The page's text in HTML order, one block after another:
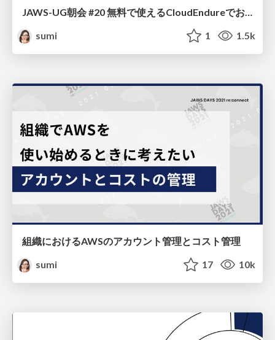
JAWS-UG朝会 #20 無料で使えるCloudEndureでお金を溶かした話
sumi
1 1.5k
組織におけるAWSのアカウント管理とコスト管理
sumi
17 10k